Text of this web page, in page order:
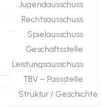
Jugendausschuss
Rechtsausschuss
Spielausschuss
Geschäftsstelle
Leistungsausschuss
TBV – Passstelle
Struktur / Geschichte